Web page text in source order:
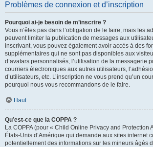
Problèmes de connexion et d’inscription
Pourquoi ai-je besoin de m’inscrire ?
Vous n’êtes pas dans l’obligation de le faire, mais les
peuvent limiter la publication de messages aux
inscrivant, vous pouvez également avoir accès à des
supplémentaires qui ne sont pas disponibles aux
d’avatars personnalisés, l’utilisation de la messagerie
courriers électroniques aux autres utilisateurs,
d’utilisateurs, etc. L’inscription ne vous prend qu’un
pourquoi nous vous recommandons de le faire.
Haut
Qu’est-ce que la COPPA ?
La COPPA (pour « Child Online Privacy and Protection
États-Unis d’Amérique qui demande aux sites internet
potentiellement des informations sur les mineurs âgés